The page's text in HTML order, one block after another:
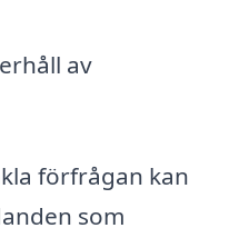
av
förfrågan kan
som